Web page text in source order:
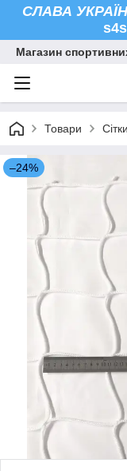
СЛАВА
Магазин
Товари
–24%